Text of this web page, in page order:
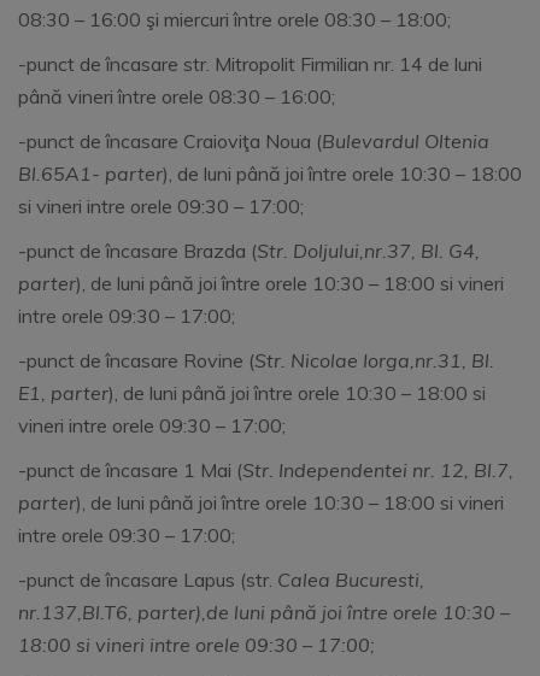
08:30 – 16:00 şi miercuri între orele 08:30 – 18:00;
-punct de încasare str. Mitropolit Firmilian nr. 14 de luni
până vineri între orele 08:30 – 16:00;
-punct de încasare Craioviţa Noua (Bulevardul Oltenia
Bl.65A1- parter), de luni până joi între orele 10:30 – 18:00
si vineri intre orele 09:30 – 17:00;
-punct de încasare Brazda (Str. Doljului,nr.37, Bl. G4,
parter), de luni până joi între orele 10:30 – 18:00 si vineri
intre orele 09:30 – 17:00;
-punct de încasare Rovine (Str. Nicolae Iorga,nr.31, Bl.
E1, parter), de luni până joi între orele 10:30 – 18:00 si
vineri intre orele 09:30 – 17:00;
-punct de încasare 1 Mai (Str. Independentei nr. 12, Bl.7,
parter), de luni până joi între orele 10:30 – 18:00 si vineri
intre orele 09:30 – 17:00;
-punct de încasare Lapus (str. Calea Bucuresti,
nr.137,Bl.T6, parter),de luni până joi între orele 10:30 –
18:00 si vineri intre orele 09:30 – 17:00;